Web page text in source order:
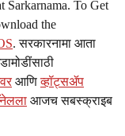
Sarkarnama. To Get
the
. सरकारनामा आता
आणिव्हॉट्सॲप
आजच सबस्क्राइब